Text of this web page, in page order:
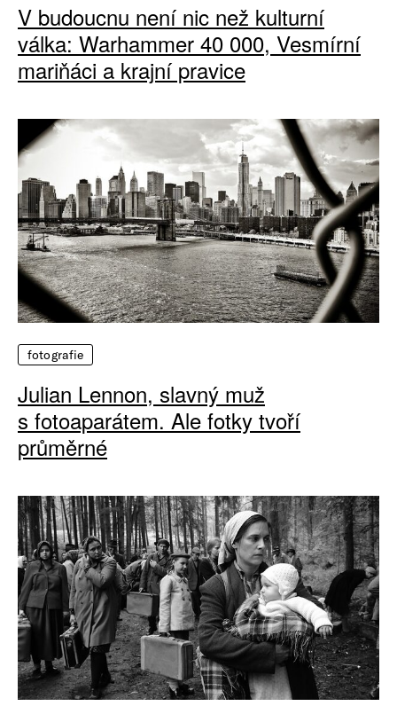
V budoucnu není nic než kulturní
válka: Warhammer 40 000, Vesmírní
mariňáci a krajní pravice
fotografie
Julian Lennon, slavný muž
s fotoaparátem. Ale fotky tvoří
průměrné